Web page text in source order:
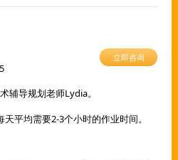
立即咨询
辅导规划老师Lydia。
平均需要2-3个小时的作业时间。